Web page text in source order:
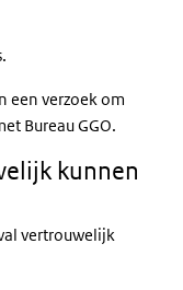
een verzoek om
BureauGGO.
kunnen
vertrouwelijk